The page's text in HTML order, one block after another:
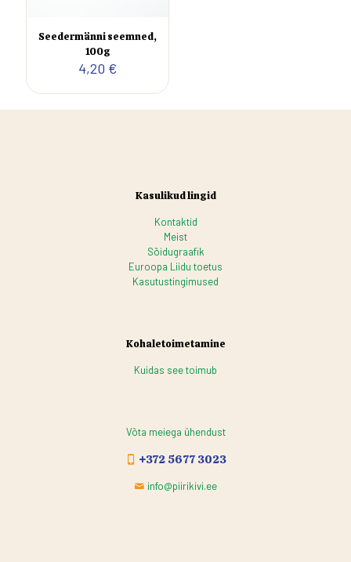
Seedermänni seemned,
100g
4,20 €
Kasulikud lingid
Kontaktid
Meist
Sõidugraafik
Euroopa Liidu toetus
Kasutustingimused
Kohaletoimetamine
Kuidas see toimub
Võta meiega ühendust
+372 5677 3023
info@piirikivi.ee